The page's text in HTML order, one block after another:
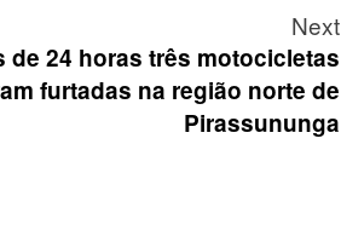
Next
de 24 horas três motocicletas
furtadas na região norte de
Pirassununga